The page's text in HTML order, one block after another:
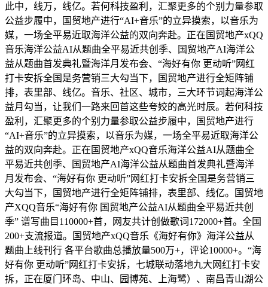
此中，线万，线亿。若何科技盈利，汇聚更多的个别力量参取
公益步履中，国贸地产进行“AI+音乐”的立异摸索，以音乐为
媒，一场全平易近取海洋公益的双向奔赴。正在国贸地产xQQ
音乐海洋公益AI从题曲全平易近共创季、国贸地产AI海洋公
益从题曲首发典礼暨海洋月发布会、“海好有你 更动听”网红
打卡安拆全国是务营销三大勾当下，国贸地产进行全矩阵铺
排，表里部、线亿。音乐、社区、城市，三大环节词起海洋公
益月勾当，让我们一路来回首这些夸姣的高光时辰。若何科技
盈利，汇聚更多的个别力量参取公益步履中，国贸地产进行
“AI+音乐”的立异摸索，以音乐为媒，一场全平易近取海洋公
益的双向奔赴。正在国贸地产xQQ音乐海洋公益AI从题曲全
平易近共创季、国贸地产AI海洋公益从题曲首发典礼暨海洋
月发布会、“海好有你 更动听”网红打卡安拆全国是务营销三
大勾当下，国贸地产进行全矩阵铺排，表里部、线亿。国贸地
产XQQ音乐“海好有你 国贸地产公益AI从题曲全平易近共创
季” 谱写曲目110000+首，网友共计创做歌词172000+首。全国
200+支流报道。国贸地产xQQ音乐《海好有你》海洋公益从
题曲上线刊行 各平台歌曲总播放量500万+，评论10000+。“海
好有你 更动听”网红打卡安拆，七城联动落地九大网红打卡安
拆，正在厦门环岛、中山、园博苑、上海鹭）、南昌青山湖公